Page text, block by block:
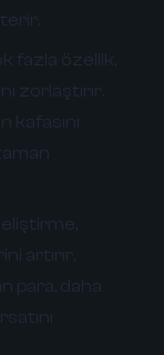
fazla özellik,
zorlaştırır.
kafasını
artırır.
para, daha